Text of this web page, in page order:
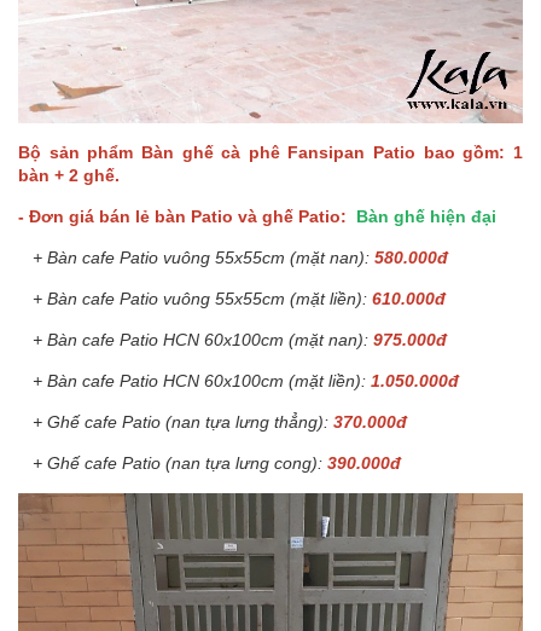
Bộ sản phẩm Bàn ghế cà phê Fansipan Patio bao gồm: 1
bàn + 2 ghế.
- Đơn giá bán lẻ bàn Patio và ghế Patio: Bàn ghế hiện đại
+ Bàn cafe Patio vuông 55x55cm (mặt nan): 580.000đ
+ Bàn cafe Patio vuông 55x55cm (mặt liền): 610.000đ
+ Bàn cafe Patio HCN 60x100cm (mặt nan): 975.000đ
+ Bàn cafe Patio HCN 60x100cm (mặt liền): 1.050.000đ
+ Ghế cafe Patio (nan tựa lưng thẳng): 370.000đ
+ Ghế cafe Patio (nan tựa lưng cong): 390.000đ